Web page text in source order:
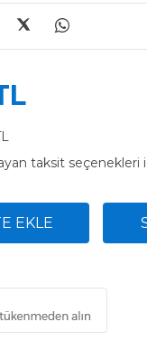
taksit seçenekleri